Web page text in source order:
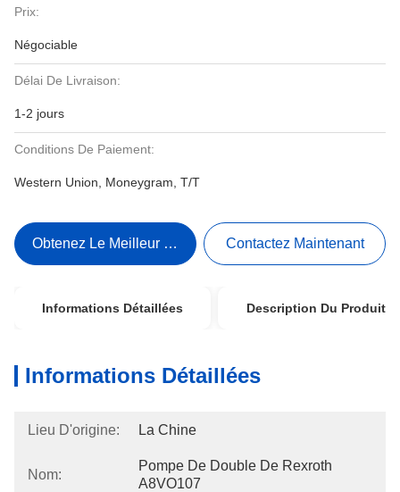
Prix:
Négociable
Délai De Livraison:
1-2 jours
Conditions De Paiement:
Western Union, Moneygram, T/T
Obtenez Le Meilleur Prix Contactez Maintenant
Informations Détaillées Description Du Produit
Informations Détaillées
Lieu D'origine: La Chine
Nom:
Pompe De Double De Rexroth
A8VO107